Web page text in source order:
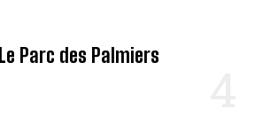
Le Parc des Palmiers